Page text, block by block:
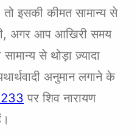
इसकी कीमत सामान्य से
अगर आप आखिरी समय
से थोड़ा ज़्यादा
अनुमान लगाने के
पर शिव नारायण